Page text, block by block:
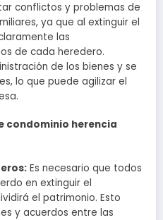
conflictos y problemas de
ya que al extinguir el
las
de cada heredero.
de los bienes y se
lo que puede agilizar el
condominio herencia
Es necesario que todos
en extinguir el
el patrimonio. Esto
y acuerdos entre las